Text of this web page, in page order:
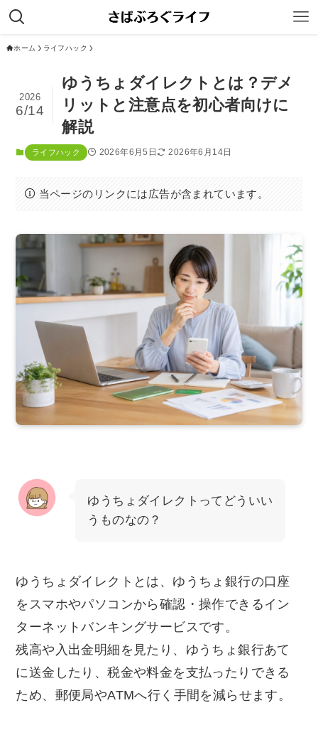
ホーム ライフハック
ゆうちょダイレクトとは？デメ
リットと注意点を初心者向けに
解説
2026
6/14
ライフハック 2026年6月5日 2026年6月14日
当ページのリンクには広告が含まれています。
ゆうちょダイレクトってどういい
うものなの？
ゆうちょダイレクトとは、ゆうちょ銀行の口座
をスマホやパソコンから確認・操作できるイン
ターネットバンキングサービスです。
残高や入出金明細を見たり、ゆうちょ銀行あて
に送金したり、税金や料金を支払ったりできる
ため、郵便局やATMへ行く手間を減らせます。